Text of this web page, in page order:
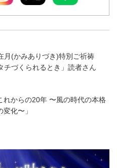
(かみありづき)特別ご祈祷
チづくられるとき」読者さん
れからの20年 〜風の時代の本格
変化〜 」